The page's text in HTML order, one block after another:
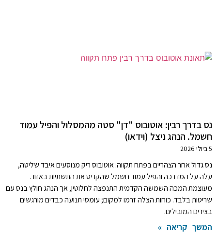
נס בדרך רבין: אוטובוס "דן" סטה מהמסלול והפיל עמוד
חשמל. הנהג ניצל (וידאו)
5 ביולי 2026
נס גדול אחר הצהריים בפתח תקווה: אוטובוס ריק מנוסעים איבד שליטה,
עלה על המדרכה והפיל עמוד חשמל שהקריס את התשתיות באזור.
מעוצמת המכה השמשה הקדמית התנפצה לחלוטין, אך הנהג חולץ בנס עם
שריטות בלבד. כוחות הצלה זרמו למקום; עומסי תנועה כבדים מורגשים
בצירים המובילים.
המשך קריאה »